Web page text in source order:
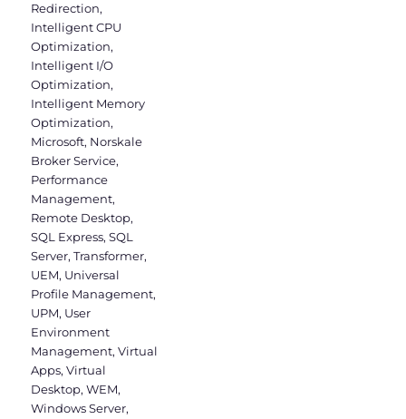
Redirection,
Intelligent CPU
Optimization,
Intelligent I/O
Optimization,
Intelligent Memory
Optimization,
Microsoft, Norskale
Broker Service,
Performance
Management,
Remote Desktop,
SQL Express,SQL
Server,Transformer,
UEM, Universal
Profile Management,
UPM, User
Environment
Management,Virtual
Apps,Virtual
Desktop,WEM,
Windows Server,